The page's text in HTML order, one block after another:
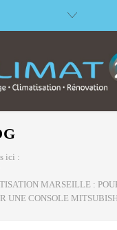
ici :
MARSEILLE :
UNE CONSOLE